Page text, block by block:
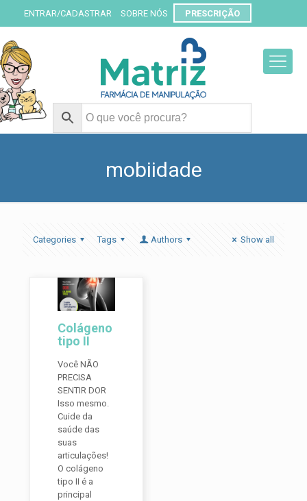
ENTRAR/CADASTRAR SOBRE NÓS PRESCRIÇÃO
mobiidade
Categories Tags Authors Show all
Colágeno
tipo II
Você NÃO
PRECISA
SENTIR DOR
Isso mesmo.
Cuide da
saúde das
suas
articulações!
O colágeno
tipo II é a
principal